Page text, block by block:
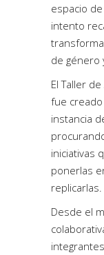
espacio
intento
de género
El Taller
fue creado
instancia
iniciativas
ponerlas
replicarlas.
Desde el